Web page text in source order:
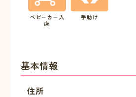
ベビーカー入
店
手助け
基本情報
住所